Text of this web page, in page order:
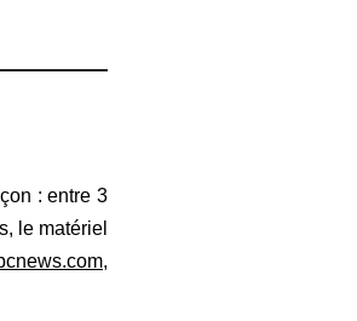
: entre 3
le matériel